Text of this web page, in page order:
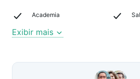
Academia
Exibir mais